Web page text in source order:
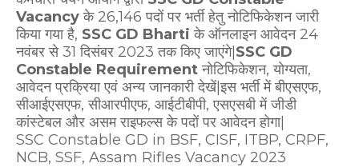
Vacancyके 26,146 पदों पर भर्ती हेतु नोटिफिकेशन जारी
किया गया है, SSC GD Bharti के ऑनलाइन आवेदन 24
नवंबर से 31 दिसंबर 2023 तक किए जाएंगे| SSC GD
Constable Requirementनोटिफिकेशन, योग्यता,
आवेदन प्रक्रिया एवं अन्य जानकारी देखें|इस भर्ती में बीएसएफ,
सीआईएसएफ, सीआरपीएफ, आईटीबीपी, एसएसबी में जीडी
कांस्टेबल और असम राइफल्स के पदों पर आवेदन होगा|
SSC Constable GD in BSF, CISF, ITBP, CRPF,
NCB, SSF, Assam Rifles Vacancy 2023